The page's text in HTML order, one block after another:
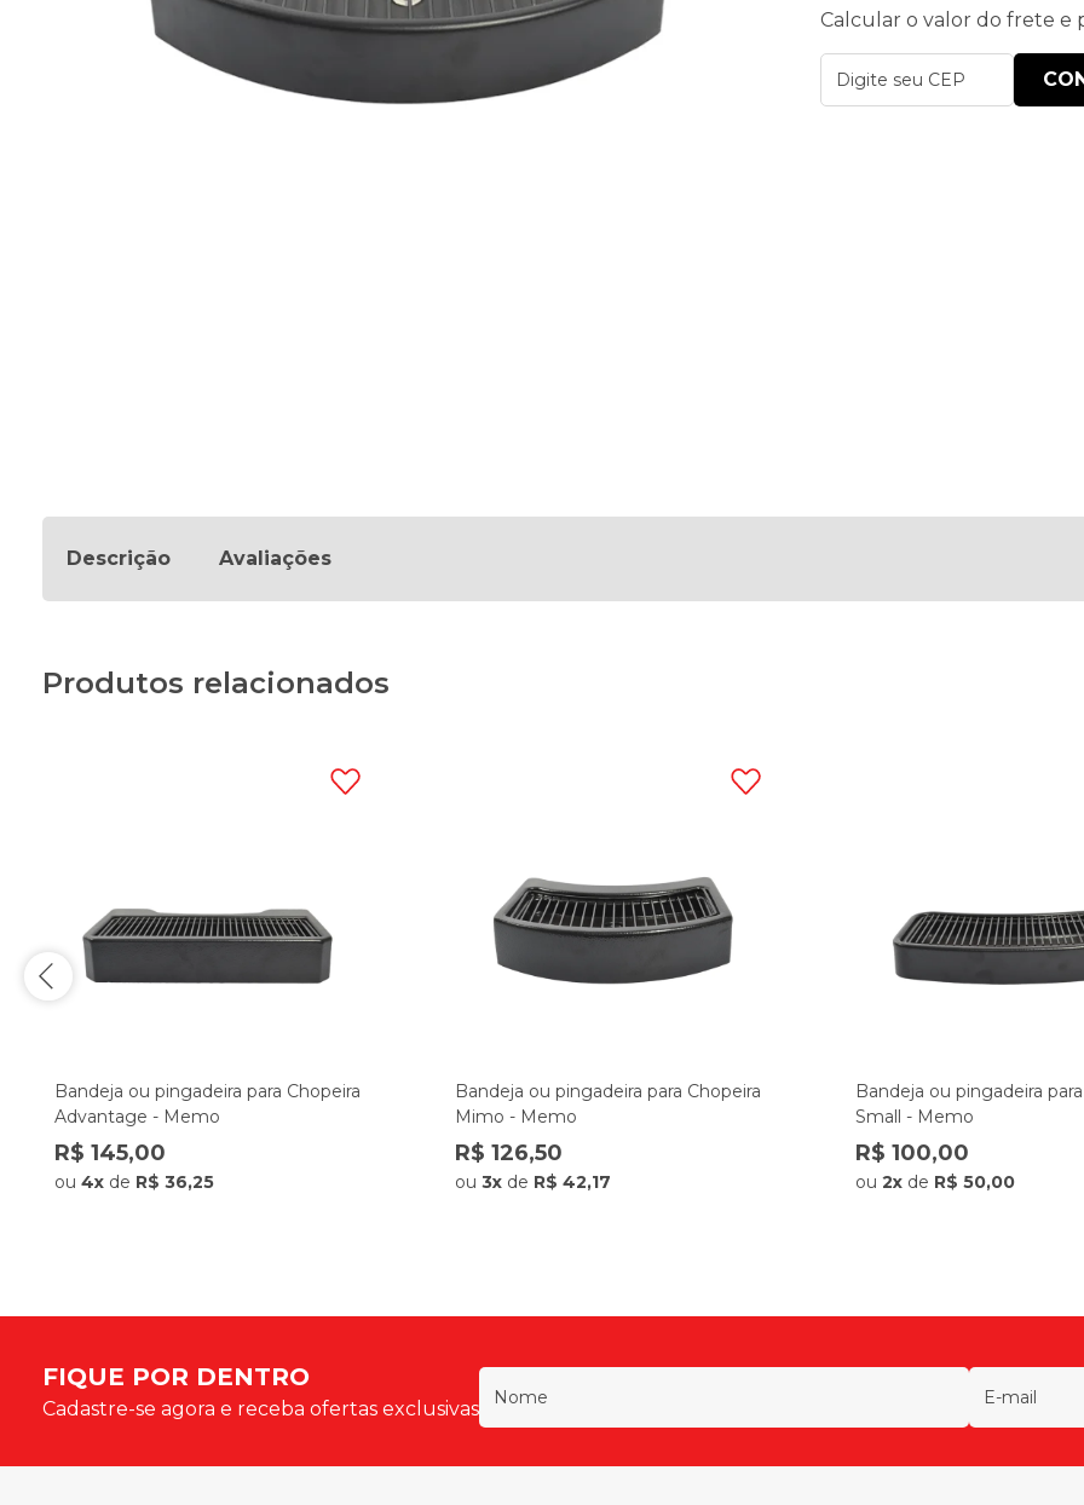
Calcular o valor do frete e
Descrição Avaliações
Produtos relacionados
Bandeja ou pingadeira para Chopeira
Advantage - Memo
R$ 145,00
ou 4x de R$ 36,25
Bandeja ou pingadeira para Chopeira
Mimo - Memo
R$ 126,50
ou 3x de R$ 42,17
Bandeja ou pingadeira
Small - Memo
R$ 100,00
ou 2x de R$ 50,00
FIQUE POR DENTRO
Cadastre-se agora e receba ofertas exclusivas